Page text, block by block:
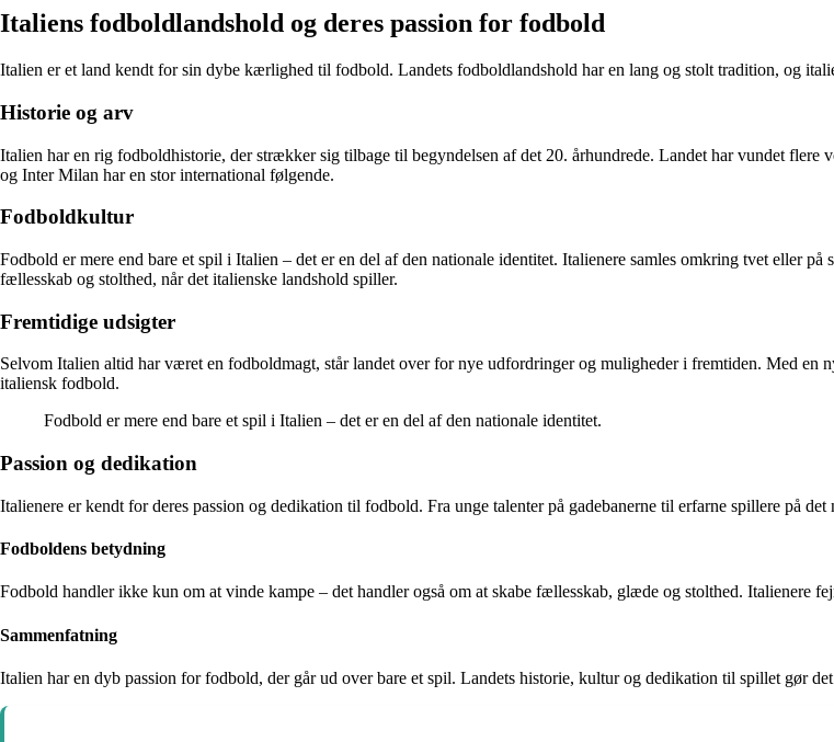
Italiens fodboldlandshold og deres passion for fodbold
Italien er et land kendt for sin dybe kærlighed til fodbold. Landets fodboldlandshold har en lang og stolt tradition, og
Historie og arv
Italien har en rig fodboldhistorie, der strækker sig tilbage til begyndelsen af det 20. århundrede. Landet har vundet flere
og Inter Milan har en stor international følgende.
Fodboldkultur
Fodbold er mere end bare et spil i Italien – det er en del af den nationale identitet. Italienere samles omkring tvet eller
fællesskab og stolthed, når det italienske landshold spiller.
Fremtidige udsigter
Selvom Italien altid har været en fodboldmagt, står landet over for nye udfordringer og muligheder i fremtiden. Med en
italiensk fodbold.
Fodbold er mere end bare et spil i Italien – det er en del af den nationale identitet.
Passion og dedikation
Italienere er kendt for deres passion og dedikation til fodbold. Fra unge talenter på gadebanerne til erfarne spillere på
Fodboldens betydning
Fodbold handler ikke kun om at vinde kampe – det handler også om at skabe fællesskab, glæde og stolthed. Italienere
Sammenfatning
Italien har en dyb passion for fodbold, der går ud over bare et spil. Landets historie, kultur og dedikation til spillet gør